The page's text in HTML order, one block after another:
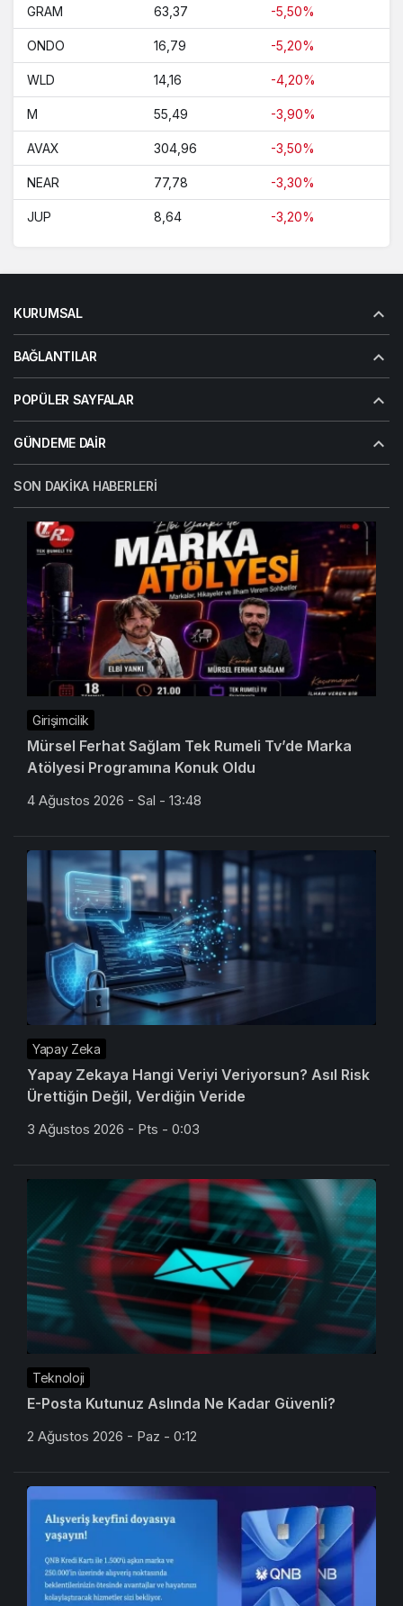
GRAM 63,37 -5,50%
ONDO 16,79 -5,20%
WLD 14,16 -4,20%
M 55,49 -3,90%
AVAX 304,96 -3,50%
NEAR 77,78 -3,30%
JUP 8,64 -3,20%
KURUMSAL
BAĞLANTILAR
POPÜLER SAYFALAR
GÜNDEME DAIR
SON DAKIKA HABERLERI
Girişimcilik
Mürsel Ferhat Sağlam Tek Rumeli Tv’de Marka
Atölyesi Programına Konuk Oldu
4 Ağustos 2026 - Sal - 13:48
Yapay Zeka
Yapay Zekaya Hangi Veriyi Veriyorsun? Asıl Risk
Ürettiğin Değil, Verdiğin Veride
3 Ağustos 2026 - Pts - 0:03
Teknoloji
E-Posta Kutunuz Aslında Ne Kadar Güvenli?
2 Ağustos 2026 - Paz - 0:12